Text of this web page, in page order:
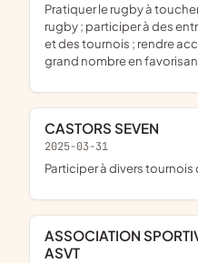
pratiquer le rugby à toucher, le rugby à 7 et le beach
rugby ; participer à des
et des tournois ; rendre
grand nombre en
CASTORS SEVEN
2025-03-31
participer à divers
ASSOCIATION SPORTIVE VATEL BORDEAUX -
ASVT